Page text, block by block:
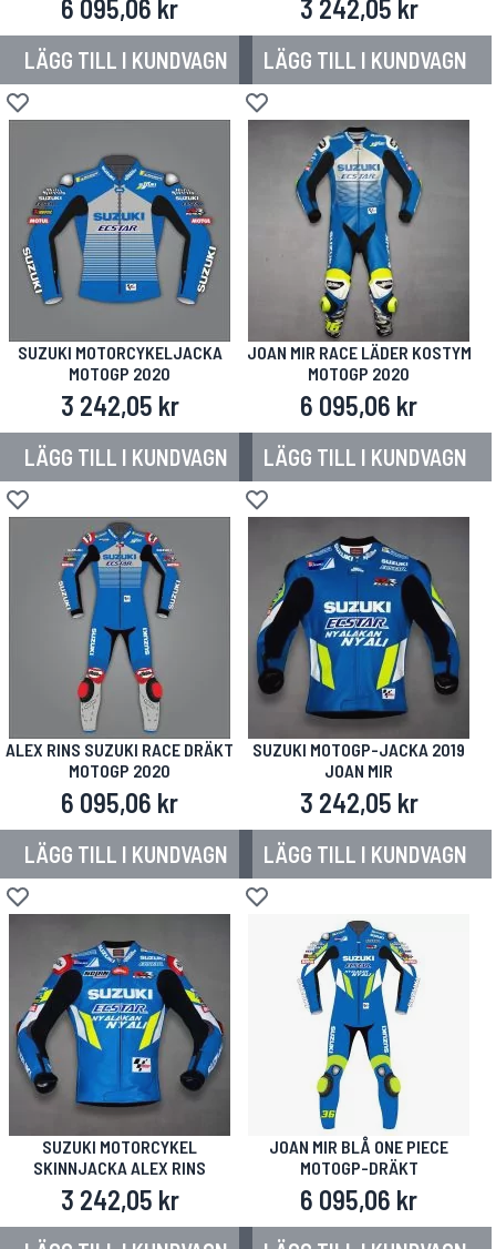
6 095,06 kr
LÄGG TILL I KUNDVAGN
Lägg till i önskelista
3 242,05 kr
LÄGG TILL I KUNDVAGN
Lägg till i önskelista
SUZUKI MOTORCYKELJACKA
MOTOGP 2020
3 242,05 kr
LÄGG TILL I KUNDVAGN
Lägg till i önskelista
JOAN MIR RACE LÄDER KOSTYM
MOTOGP 2020
6 095,06 kr
LÄGG TILL I KUNDVAGN
Lägg till i önskelista
ALEX RINS SUZUKI RACE DRÄKT
MOTOGP 2020
6 095,06 kr
LÄGG TILL I KUNDVAGN
Lägg till i önskelista
SUZUKI MOTOGP-JACKA 2019
JOAN MIR
3 242,05 kr
LÄGG TILL I KUNDVAGN
Lägg till i önskelista
SUZUKI MOTORCYKEL
SKINNJACKA ALEX RINS
3 242,05 kr
JOAN MIR BLÅ ONE PIECE
MOTOGP-DRÄKT
6 095,06 kr